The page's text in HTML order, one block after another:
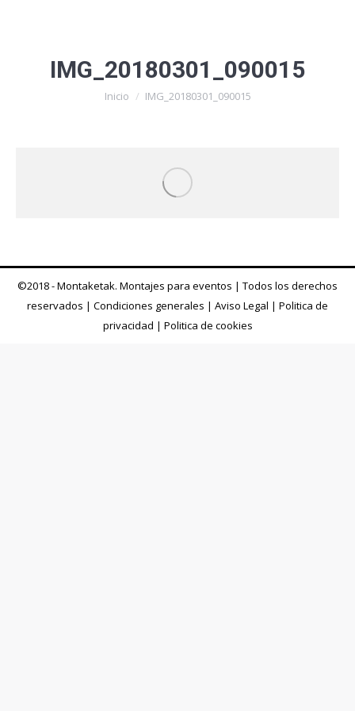
IMG_20180301_090015
Estás aquí:
Inicio IMG_20180301_090015
©2018 - Montaketak. Montajes para eventos | Todos los derechos
reservados | Condiciones generales | Aviso Legal | Politica de
privacidad | Politica de cookies